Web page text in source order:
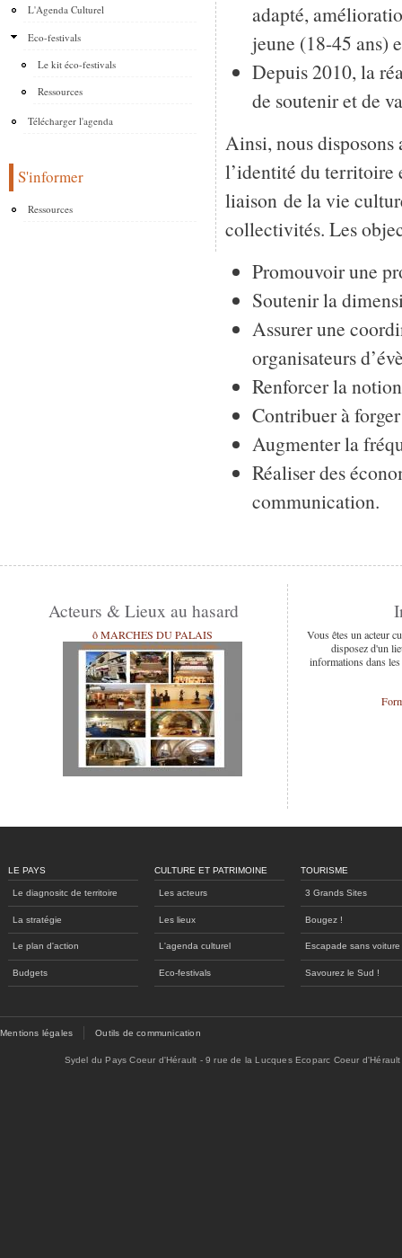
L'Agenda Culturel
Eco-festivals
Le kit éco-festivals
Ressources
Télécharger l'agenda
S'informer
Ressources
adapté,
jeune (18-45 ans)
Depuis 2010, la
de soutenir et de
Ainsi, nous
l’identité du territoire
liaison de la vie
collectivités. Les
Promouvoir une
Soutenir la
Assurer une
organisateurs
Renforcer la
Contribuer à
Augmenter la
Réaliser des
communication.
Acteurs & Lieux au hasard
ô MARCHES DU PALAIS
Vous êtes un acteur
disposez d'un
informations dans
LE PAYS
Le diagnositc de territoire
La stratégie
Le plan d'action
Budgets
CULTURE ET PATRIMOINE
Les acteurs
Les lieux
L'agenda culturel
Eco-festivals
TOURISME
3 Grands Sites
Bougez !
Escapade sans voiture
Savourez le Sud !
Mentions légales Outils de communication
Sydel du Pays Coeur d'Hérault - 9 rue de la Lucques Ecoparc Coeur